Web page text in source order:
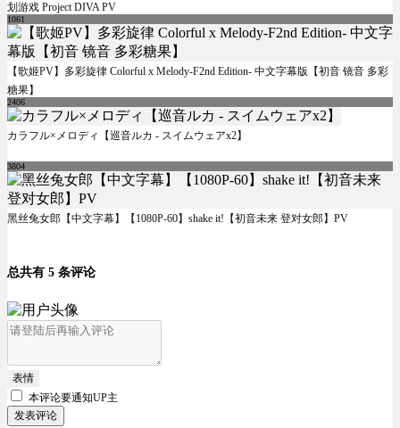
划游戏 Project DIVA PV
1061
【歌姬PV】多彩旋律 Colorful x Melody-F2nd Edition- 中文字幕版【初音 镜音 多彩
糖果】
2406
カラフル×メロディ【巡音ルカ - スイムウェアx2】
3804
黑丝兔女郎【中文字幕】【1080P-60】shake it!【初音未来 登对女郎】PV
总共有 5 条评论
表情
本评论要通知UP主
发表评论